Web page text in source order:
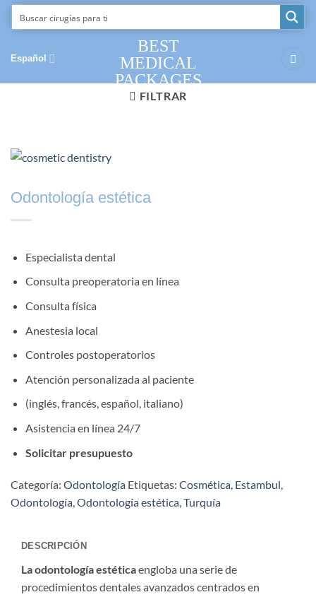
Saltar
BEST
MEDICAL
PACKAGES
Español
FILTRAR
Odontología estética
Especialista dental
Consulta preoperatoria en línea
Consulta física
Anestesia local
Controles postoperatorios
Atención personalizada al paciente
(inglés, francés, español, italiano)
Asistencia en línea 24/7
Solicitar presupuesto
Categoría: Odontología Etiquetas: Cosmética, Estambul,
Odontología,Odontología estética,Turquía
DESCRIPCIÓN
La odontología estéticaengloba una serie de
procedimientos dentales avanzados centrados en